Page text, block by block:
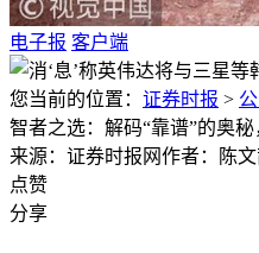
电子报 客户端
您当前的位置： 证券时报 >
智者之选：解码“靠谱”的奥
来源：证券时报网作者：陈文
点赞
分享